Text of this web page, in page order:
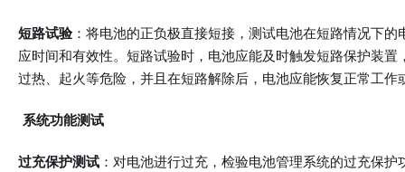
短路试验：将电池的正负极直接短接，测试电池在短路情况下
应时间和有效性。短路试验时，电池应能及时触发短路保护装
过热、起火等危险，并且在短路解除后，电池应能恢复正常工作
系统功能测试
过充保护测试 ：对电池进行过充，检验电池管理系统的过充保